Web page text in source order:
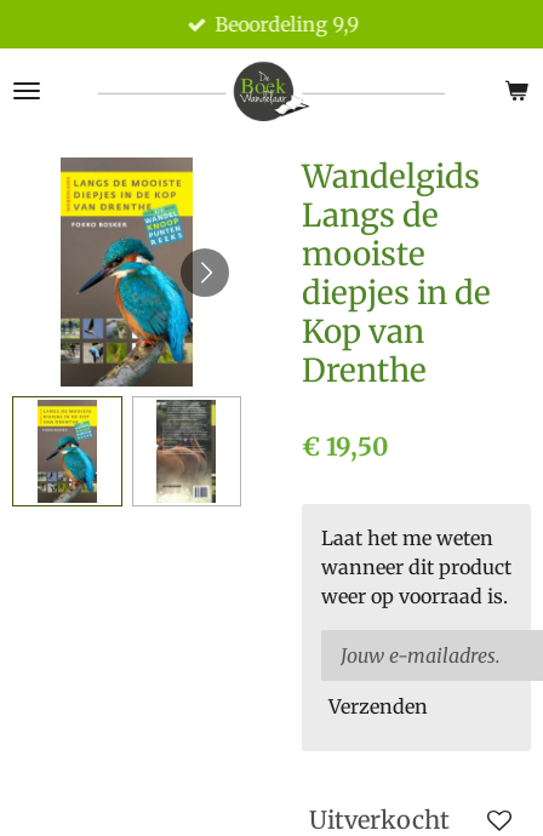
direct
naar
Beoordeling 9,9
Wandelgids
Langs de
mooiste
diepjes in de
Kop van
Drenthe
€ 19,50
Laat het me weten
wanneer dit product
weer op voorraad is.
Verzenden
Uitverkocht